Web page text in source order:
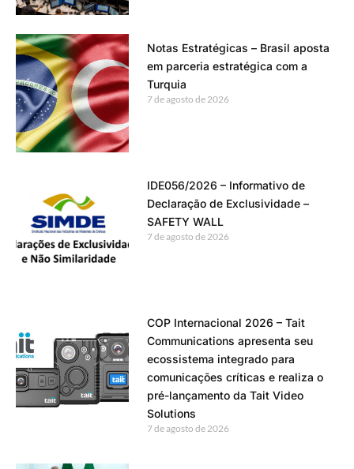
Notas Estratégicas – Brasil aposta
em parceria estratégica com a
Turquia
7 de agosto de 2026
IDE056/2026 – Informativo de
Declaração de Exclusividade –
SAFETY WALL
7 de agosto de 2026
COP Internacional 2026 – Tait
Communications apresenta seu
ecossistema integrado para
comunicações críticas e realiza o
pré-lançamento da Tait Video
Solutions
7 de agosto de 2026